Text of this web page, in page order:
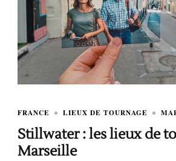
FRANCE LIEUX DE TOURNAGE
Stillwater : les lieux de
Marseille